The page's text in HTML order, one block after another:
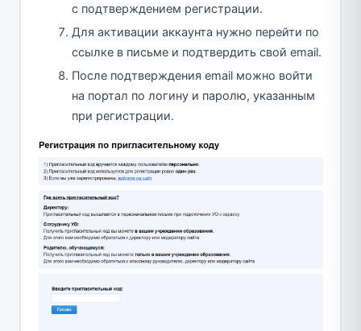
с подтверждением регистрации.
Для активации аккаунта нужно перейти по
ссылке в письме и подтвердить свой email.
После подтверждения email можно войти
на портал по логину и паролю, указанным
при регистрации.